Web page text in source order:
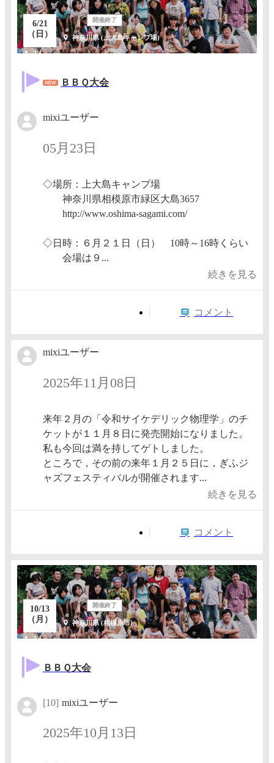
6/21
（日）
開催終了
神奈川県 (上大島キャンプ場)
2人
ＢＢＱ大会
mixiユーザー
05月23日
◇場所：上大島キャンプ場
神奈川県相模原市緑区大島3657
http://www.oshima-sagami.com/
◇日時：６月２１日（日） 10時～16時くらい
会場は９...
続きを見る
コメント
mixiユーザー
2025年11月08日
来年２月の「令和サイケデリック物理学」のチ
ケットが１１月８日に発売開始になりました。
私も今回は満を持してゲトしました。
ところで，その前の来年１月２５日に，ぎふジ
ャズフェスティバルが開催されます...
続きを見る
コメント
10/13
（月）
開催終了
神奈川県 (相模原市)
3人
ＢＢＱ大会
[10] mixiユーザー
2025年10月13日